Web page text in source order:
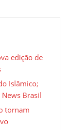
edição de
Islâmico;
Brasil
tornam